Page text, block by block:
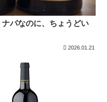
パなのに、ちょうどい
2026.01.21